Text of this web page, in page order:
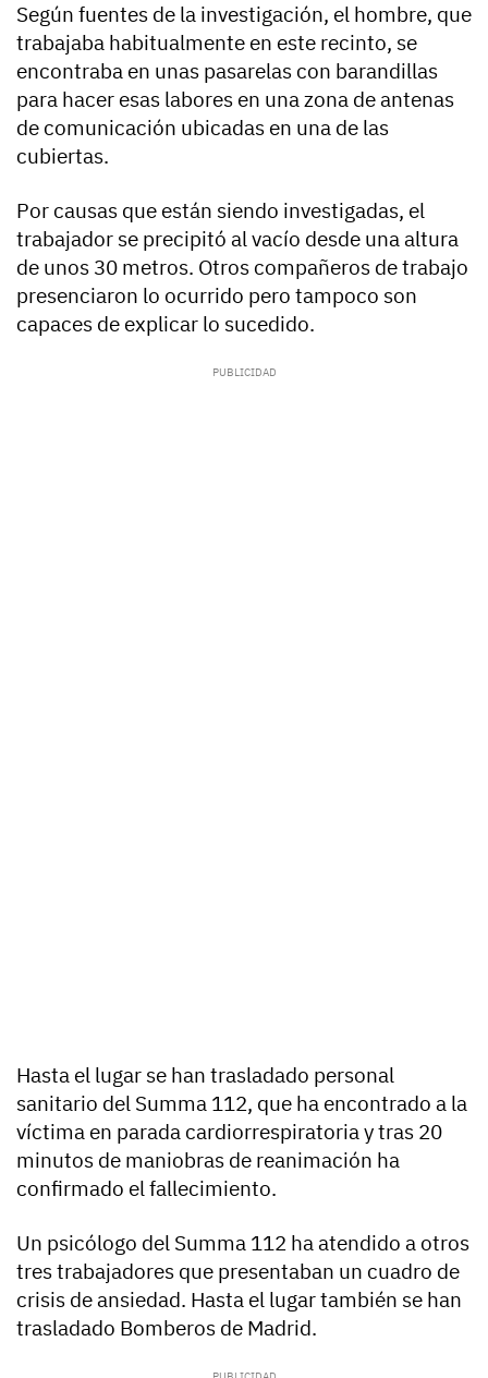
Según fuentes de la investigación, el hombre, que
trabajaba habitualmente en este recinto, se
encontraba en unas pasarelas con barandillas
para hacer esas labores en una zona de antenas
de comunicación ubicadas en una de las
cubiertas.
Por causas que están siendo investigadas, el
trabajador se precipitó al vacío desde una altura
de unos 30 metros. Otros compañeros de trabajo
presenciaron lo ocurrido pero tampoco son
capaces de explicar lo sucedido.
Hasta el lugar se han trasladado personal
sanitario del Summa 112, que ha encontrado a la
víctima en parada cardiorrespiratoria y tras 20
minutos de maniobras de reanimación ha
confirmado el fallecimiento.
Un psicólogo del Summa 112 ha atendido a otros
tres trabajadores que presentaban un cuadro de
crisis de ansiedad. Hasta el lugar también se han
trasladado Bomberos de Madrid.